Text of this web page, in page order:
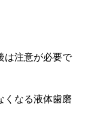
は注意が必要で
くなる液体歯磨